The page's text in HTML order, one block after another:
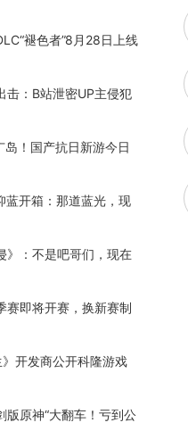
褪色者”8月28日上线
击：B站泄密UP主侵犯
！国产抗日新游今日
蓝开箱：那道蓝光，现
》：不是吧哥们，现在
赛即将开赛，换新赛制
开发商公开科隆游戏
版原神“大翻车！亏到公